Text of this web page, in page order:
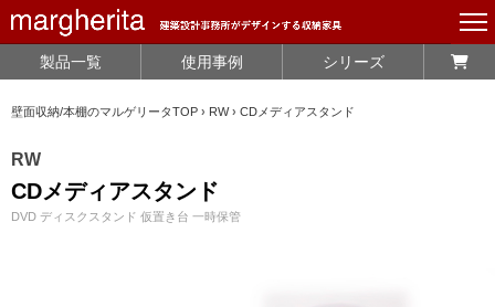
製品一覧 使用事例 シリーズ
壁面収納/本棚のマルゲリータTOP › RW › CDメディアスタンド
RW
CDメディアスタンド
DVD ディスクスタンド 仮置き台 一時保管